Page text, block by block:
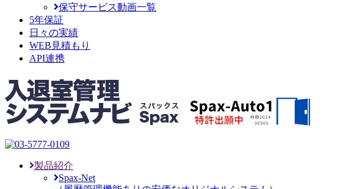
保守サービス動画一覧
5年保証
日々の実績
WEB見積もり
API連携
製品紹介
Spax-Net